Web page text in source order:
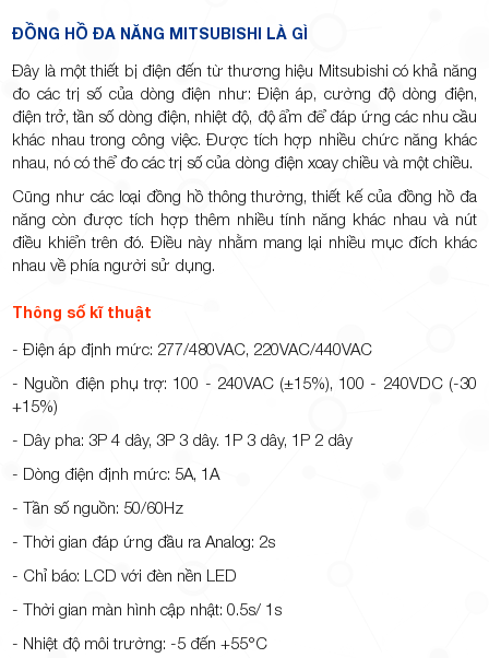
Đức,
TP.HCM
ĐỒNG HỒ ĐA NĂNG MITSUBISHI LÀ GÌ
Đây là một thiết bị điện đến từ thương hiệu Mitsubishi có khả năng
đo các trị số của dòng điện như: Điện áp, cường độ dòng điện,
điện trở, tần số dòng điện, nhiệt độ, độ ẩm để đáp ứng các nhu cầu
khác nhau trong công việc. Được tích hợp nhiều chức năng khác
nhau, nó có thể đo các trị số của dòng điện xoay chiều và một chiều.
Cũng như các loại đồng hồ thông thường, thiết kế của đồng hồ đa
năng còn được tích hợp thêm nhiều tính năng khác nhau và nút
điều khiển trên đó. Điều này nhằm mang lại nhiều mục đích khác
nhau về phía người sử dụng.
Thông số kĩ thuật
- Điện áp định mức: 277/480VAC, 220VAC/440VAC
- Nguồn điện phụ trợ: 100 - 240VAC (±15%), 100 - 240VDC (-30
+15%)
- Dây pha: 3P 4 dây, 3P 3 dây. 1P 3 dây, 1P 2 dây
- Dòng điện định mức: 5A, 1A
- Tần số nguồn: 50/60Hz
- Thời gian đáp ứng đầu ra Analog: 2s
- Chỉ báo: LCD với đèn nền LED
- Thời gian màn hình cập nhật: 0.5s/ 1s
- Nhiệt độ môi trường: -5 đến +55°C